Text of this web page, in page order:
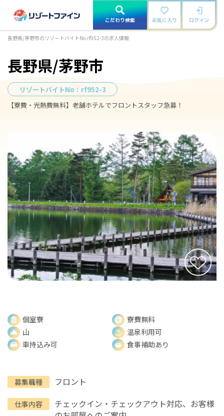
こだわり検索 お気に入り ログイン
長野県/茅野市のリゾートバイトNo.rf952-3の求人情報
長野県/茅野市
リゾートバイトNo： rf952-3
【寮費・光熱費無料】老舗ホテルでフロントスタッフ急募！
個室寮
寮費無料
山
温泉利用可
車持込み可
食事補助あり
募集職種 フロント
仕事内容
チェックイン・チェックアウト対応、お客様